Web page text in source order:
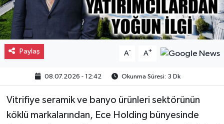
Paylaş A- A+
08.07.2026 - 12:42 Okunma Süresi: 3 Dk
Vitrifiye seramik ve banyo ürünleri sektörünün
köklü markalarından, Ece Holding bünyesinde